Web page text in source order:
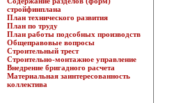
стройфинплана
План технического развития
План по труду
План работы подсобных производств
Общеправовые вопросы
Строительный трест
Строительно-монтажное управление
Внедрение бригадного расчета
Материальная заинтересованность
коллектива